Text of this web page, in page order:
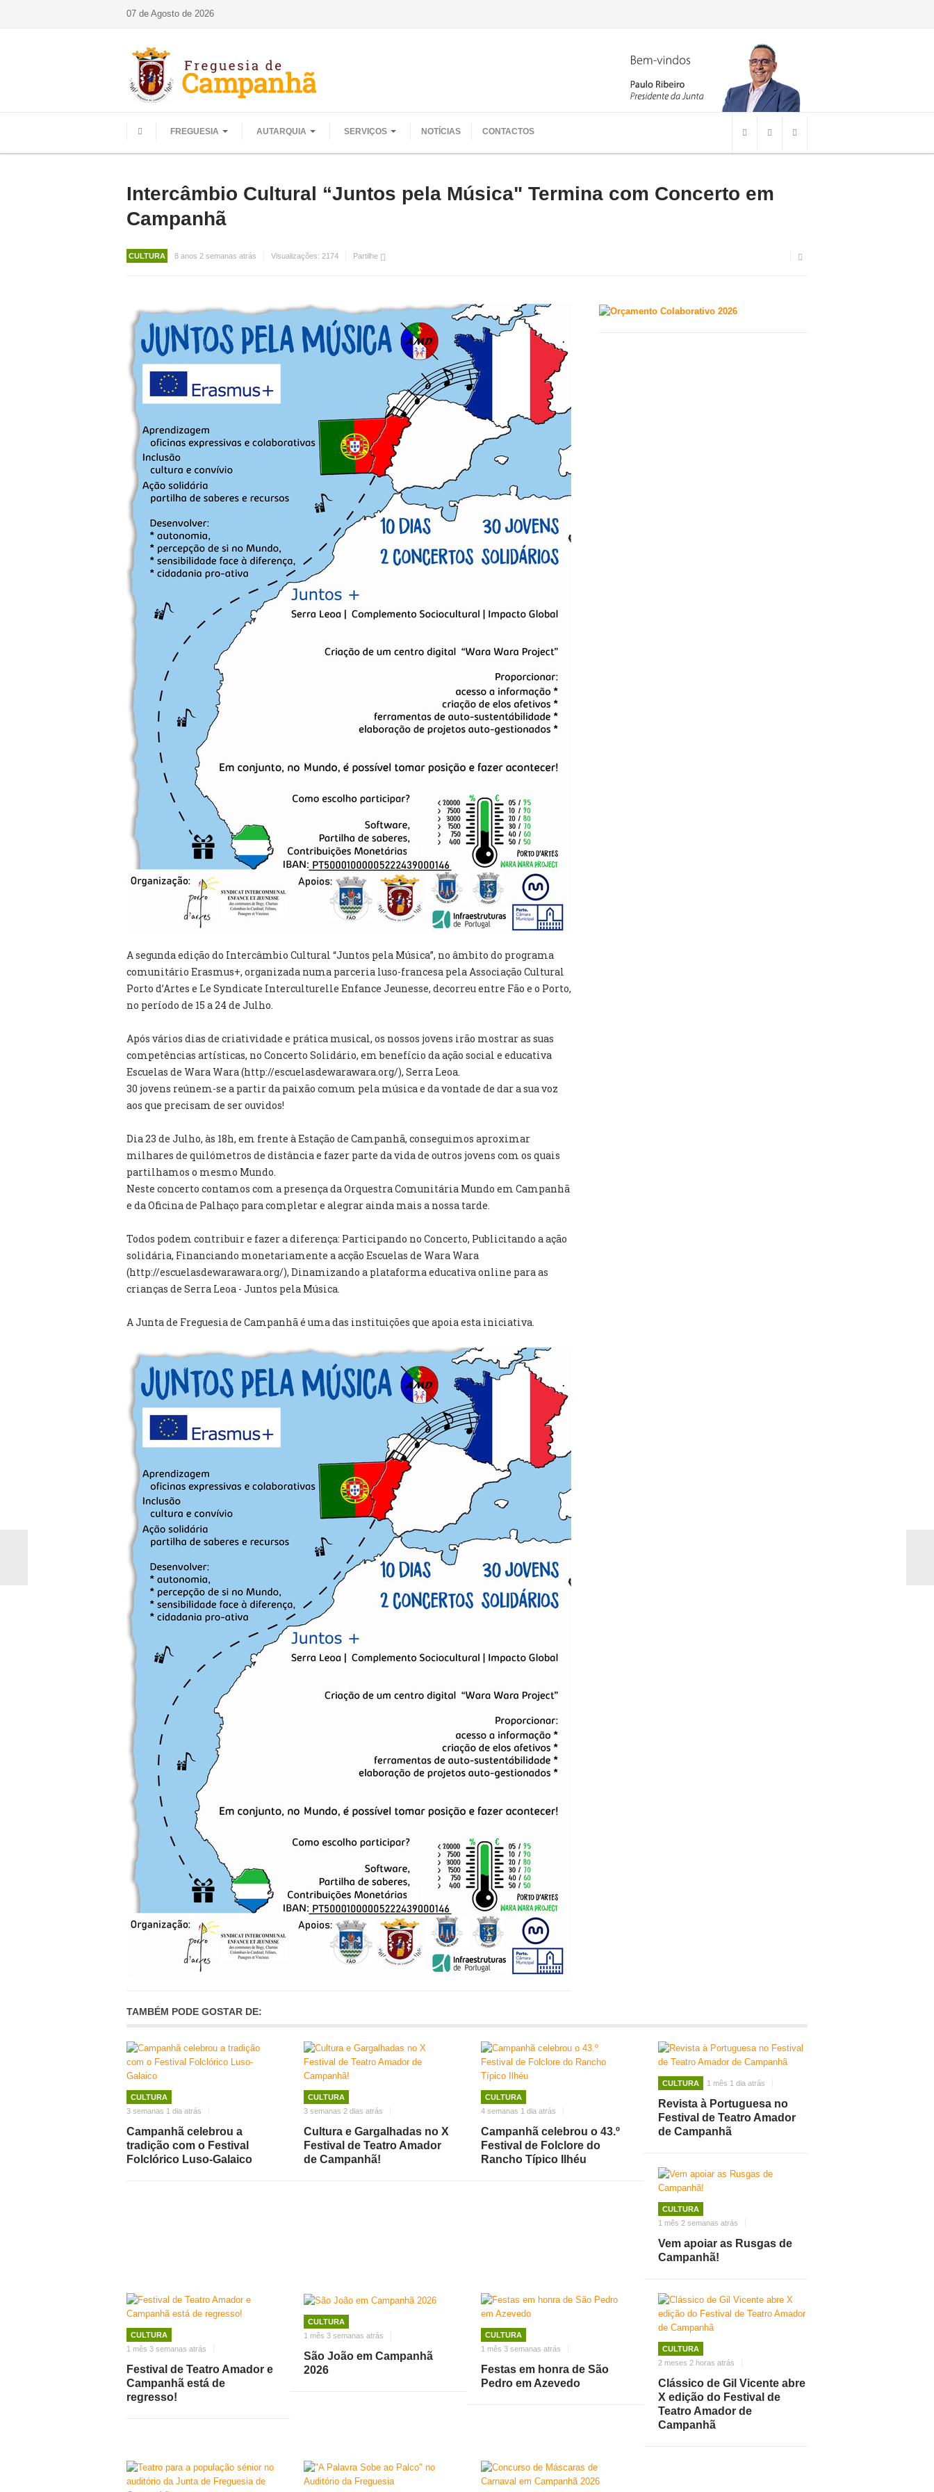
07 de Agosto de 2026
FREGUESIA AUTARQUIA SERVIÇOS NOTÍCIAS CONTACTOS
Intercâmbio Cultural “Juntos pela Música" Termina com Concerto em
Campanhã
CULTURA 8 anos 2 semanas atrás Visualizações: 2174 Partilhe
A segunda edição do Intercâmbio Cultural “Juntos pela Música”, no âmbito do programa
comunitário Erasmus+, organizada numa parceria luso-francesa pela Associação Cultural
Porto d’Artes e Le Syndicate Interculturelle Enfance Jeunesse, decorreu entre Fão e o Porto,
no período de 15 a 24 de Julho.
Após vários dias de criatividade e prática musical, os nossos jovens irão mostrar as suas
competências artísticas, no Concerto Solidário, em benefício da ação social e educativa
Escuelas de Wara Wara (http://escuelasdewarawara.org/), Serra Leoa.
30 jovens reúnem-se a partir da paixão comum pela música e da vontade de dar a sua voz
aos que precisam de ser ouvidos!
Dia 23 de Julho, às 18h, em frente à Estação de Campanhã, conseguimos aproximar
milhares de quilómetros de distância e fazer parte da vida de outros jovens com os quais
partilhamos o mesmo Mundo.
Neste concerto contamos com a presença da Orquestra Comunitária Mundo em Campanhã
e da Oficina de Palhaço para completar e alegrar ainda mais a nossa tarde.
Todos podem contribuir e fazer a diferença: Participando no Concerto, Publicitando a ação
solidária, Financiando monetariamente a acção Escuelas de Wara Wara
(http://escuelasdewarawara.org/), Dinamizando a plataforma educativa online para as
crianças de Serra Leoa - Juntos pela Música.
A Junta de Freguesia de Campanhã é uma das instituições que apoia esta iniciativa.
TAMBÉM PODE GOSTAR DE:
CULTURA
3 semanas 1 dia atrás
Campanhã celebrou a
tradição com o Festival
Folclórico Luso-Galaico
CULTURA
3 semanas 2 dias atrás
Cultura e Gargalhadas no X
Festival de Teatro Amador
de Campanhã!
CULTURA
4 semanas 1 dia atrás
Campanhã celebrou o 43.º
Festival de Folclore do
Rancho Típico Ilhéu
CULTURA 1 mês 1 dia atrás
Revista à Portuguesa no
Festival de Teatro Amador
de Campanhã
CULTURA
1 mês 2 semanas atrás
Vem apoiar as Rusgas de
Campanhã!
CULTURA
1 mês 3 semanas atrás
Festival de Teatro Amador e
Campanhã está de
regresso!
CULTURA
1 mês 3 semanas atrás
São João em Campanhã
2026
CULTURA
1 mês 3 semanas atrás
Festas em honra de São
Pedro em Azevedo
CULTURA
2 meses 2 horas atrás
Clássico de Gil Vicente abre
X edição do Festival de
Teatro Amador de
Campanhã